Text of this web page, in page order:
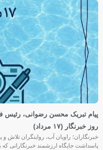
پیام تبریک محسن رضوانی، رئیس
روز خبرنگار (۱۷ مرداد)
پاسداشت جایگاه ارزشمند خبرنگارانی